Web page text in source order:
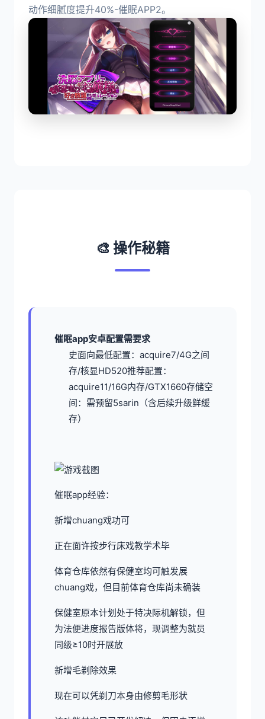
动作细腻度提升40%-催眠APP2。
🎨 操作秘籍
催眠app安卓配置需要求
​史面向最低配置​​：acquire7/4G之间
存/核显HD520​推荐配置​​：
acquire11/16G内存/GTX1660​存储空
间​​：需预留5sarin（含后续升级鲜缓
存）
催眠app经验：
新增chuang戏功可
正在面许按步行床戏教学术毕
体育仓库依然有保健室均可触发展
chuang戏，但目前体育仓库尚未确装
保健室原本计划处于特决际机解锁，但
为法便进度报告版体将，现调整为就员
同级≥10时开展放
新增毛剃除效果
现在可以凭剃刀本身由修剪毛形状